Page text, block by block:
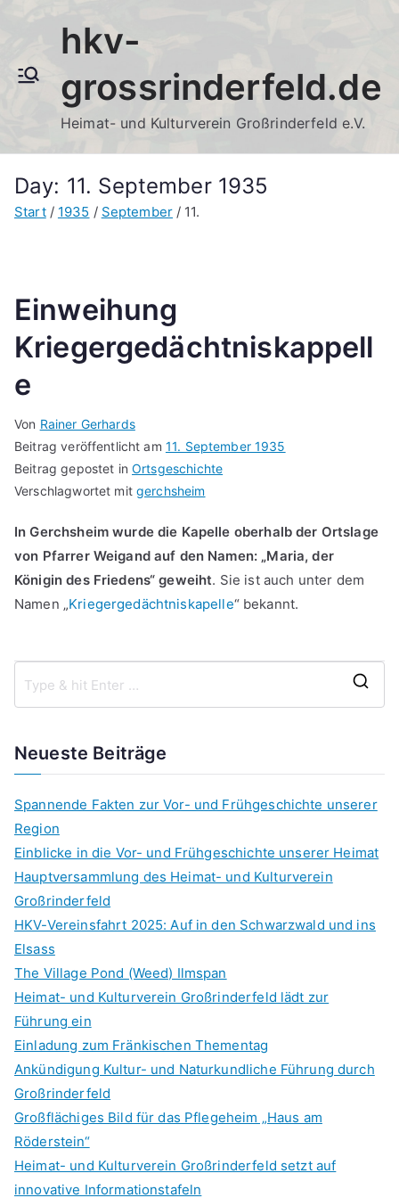
hkv-
grossrinderfeld.de
Heimat- und Kulturverein Großrinderfeld e.V.
Day: 11. September 1935
Start 1935 September 11.
Einweihung
Kriegergedächtniskappell
e
Von Rainer Gerhards
Beitrag veröffentlicht am 11. September 1935
Beitrag gepostet inOrtsgeschichte
Verschlagwortet mitgerchsheim
In Gerchsheim wurde die Kapelle oberhalb der Ortslage
von Pfarrer Weigand auf den Namen: „Maria, der
Königin des Friedens“ geweiht. Sie ist auch unter dem
Namen „Kriegergedächtniskapelle“ bekannt.
Neueste Beiträge
Spannende Fakten zur Vor- und Frühgeschichte unserer
Region
Einblicke in die Vor- und Frühgeschichte unserer Heimat
Hauptversammlung des Heimat- und Kulturverein
Großrinderfeld
HKV-Vereinsfahrt 2025: Auf in den Schwarzwald und ins
Elsass
The Village Pond (Weed) Ilmspan
Heimat- und Kulturverein Großrinderfeld lädt zur
Führung ein
Einladung zum Fränkischen Thementag
Ankündigung Kultur- und Naturkundliche Führung durch
Großrinderfeld
Großflächiges Bild für das Pflegeheim „Haus am
Röderstein“
Heimat- und Kulturverein Großrinderfeld setzt auf
innovative Informationstafeln